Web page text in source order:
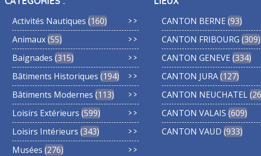
Activités Nautiques 160
Animaux 55
Baignades 315
Bâtiments Historiques 194
Bâtiments Modernes 113
Loisirs Extérieurs 599
Loisirs Intérieurs 343
Musées 276
CANTON BERNE 93
CANTON FRIBOURG 309
CANTON GENEVE 334
CANTON JURA 127
CANTON NEUCHATEL
CANTON VALAIS 609
CANTON VAUD 933